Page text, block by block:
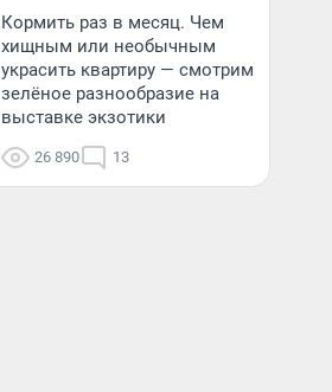
Кормить раз в месяц. Чем
хищным или необычным
украсить квартиру — смотрим
зелёное разнообразие на
выставке экзотики
26 890 13